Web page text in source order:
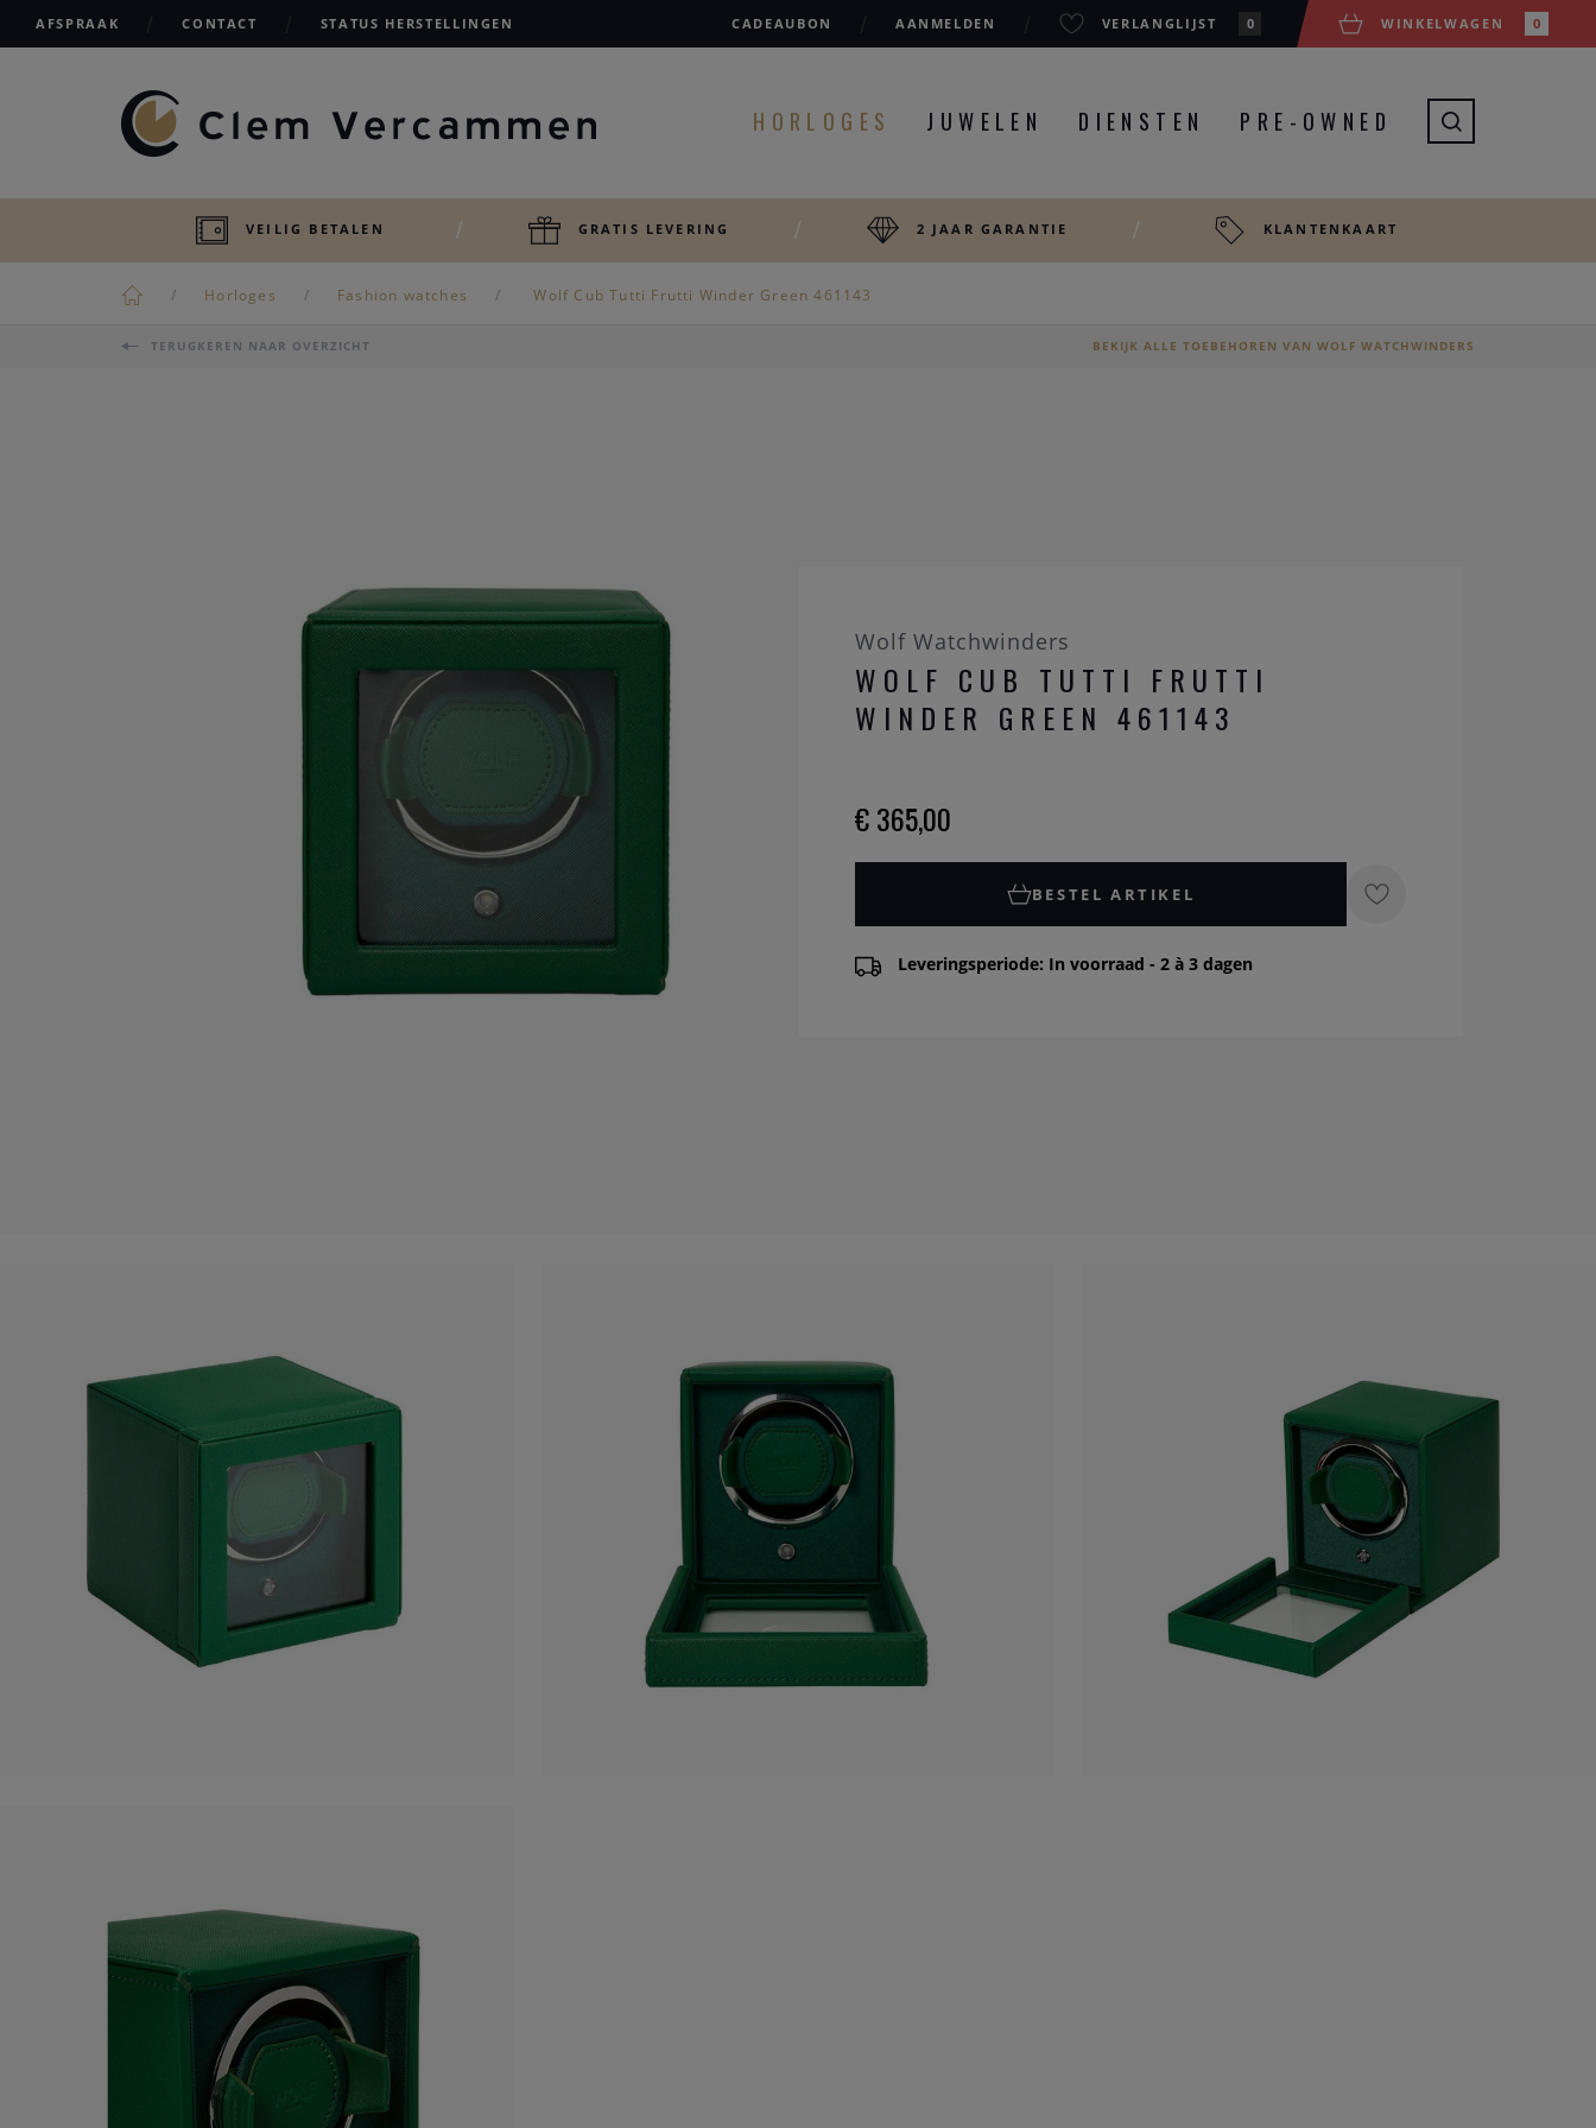
AFSPRAAK CONTACT STATUS HERSTELLINGEN CADEAUBON AANMELDEN VERLANGLIJST 0 WINKELWAGEN 0
HORLOGES JUWELEN DIENSTEN PRE-OWNED
VEILIG BETALEN GRATIS LEVERING 2 JAAR GARANTIE KLANTENKAART
Horloges Fashion watches Wolf Cub Tutti Frutti Winder Green 461143
TERUGKEREN NAAR OVERZICHT BEKIJK ALLE TOEBEHOREN VAN WOLF WATCHWINDERS
Wolf Watchwinders
WOLF CUB TUTTI FRUTTI
WINDER GREEN 461143
€ 365,00
BESTEL ARTIKEL
Leveringsperiode: In voorraad - 2 à 3 dagen